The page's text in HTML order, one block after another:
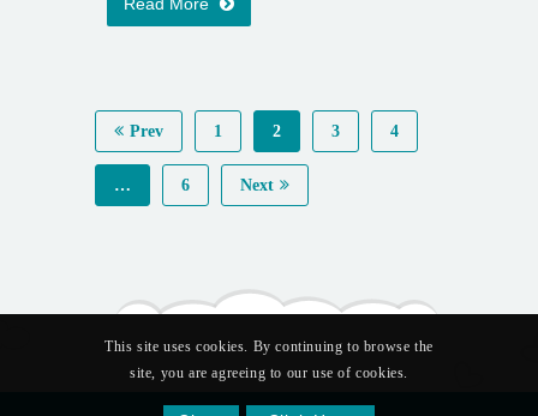
Read More
Prev 1 2 3 4
… 6 Next
This site uses cookies. By continuing to browse the
site, you are agreeing to our use of cookies.